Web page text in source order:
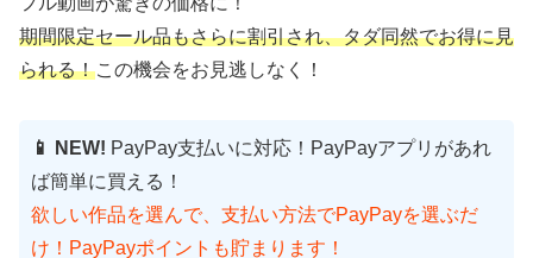
期間限定セール品もさらに割引され、タダ同然でお得に見
られる！この機会をお見逃しなく！
📱 NEW! PayPay支払いに対応！PayPayアプリがあれ
ば簡単に買える！
欲しい作品を選んで、支払い方法でPayPayを選ぶだ
け！PayPayポイントも貯まります！